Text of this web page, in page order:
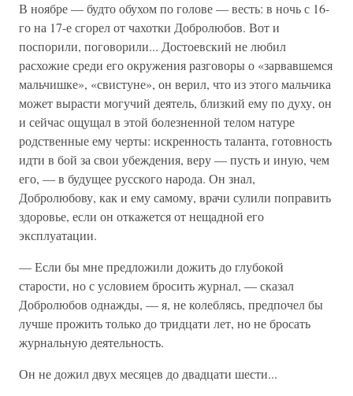
В ноябре — будто обухом по голове — весть: в ночь с 16-
го на 17-е сгорел от чахотки Добролюбов. Вот и
поспорили, поговорили... Достоевский не любил
расхожие среди его окружения разговоры о «зарвавшемся
мальчишке», «свистуне», он верил, что из этого мальчика
может вырасти могучий деятель, близкий ему по духу, он
и сейчас ощущал в этой болезненной телом натуре
родственные ему черты: искренность таланта, готовность
идти в бой за свои убеждения, веру — пусть и иную, чем
его, — в будущее русского народа. Он знал,
Добролюбову, как и ему самому, врачи сулили поправить
здоровье, если он откажется от нещадной его
эксплуатации.
— Если бы мне предложили дожить до глубокой
старости, но с условием бросить журнал, — сказал
Добролюбов однажды, — я, не колеблясь, предпочел бы
лучше прожить только до тридцати лет, но не бросать
журнальную деятельность.
Он не дожил двух месяцев до двадцати шести...